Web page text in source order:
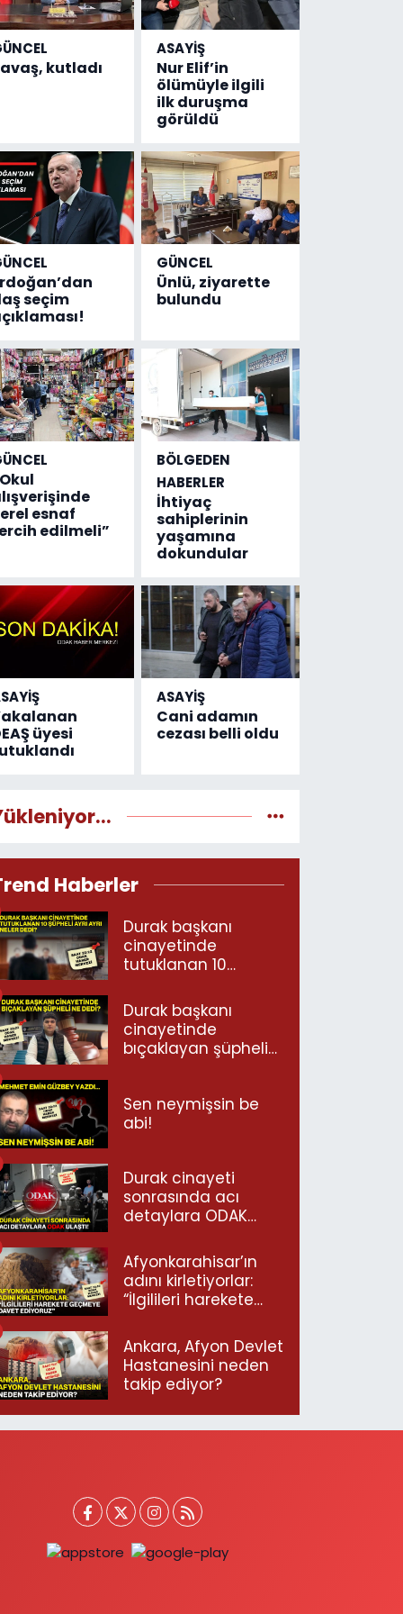
kutladı
ASAYİŞ
Nur Elif’in
ölümüyle ilgili
ilk duruşma
görüldü
seçim
GÜNCEL
Ünlü, ziyarette
bulundu
esnaf
edilmeli”
BÖLGEDEN
HABERLER
İhtiyaç
sahiplerinin
yaşamına
dokundular
üyesi
ASAYİŞ
Cani adamın
cezası belli oldu
Haberler
Durak başkanı
cinayetinde
tutuklanan 10
neler dedi?
Durak başkanı
cinayetinde
bıçaklayan şüpheli
Sen neymişsin be
abi!
Durak cinayeti
sonrasında acı
detaylara ODAK
Afyonkarahisar’ın
adını kirletiyorlar:
“İlgilileri harekete
ediyoruz”
Ankara, Afyon Devlet
Hastanesini neden
takip ediyor?